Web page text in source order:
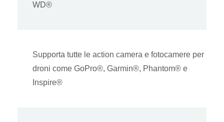
WD®
Supporta tutte le action camera e fotocamere per
droni come GoPro®, Garmin®, Phantom® e
Inspire®